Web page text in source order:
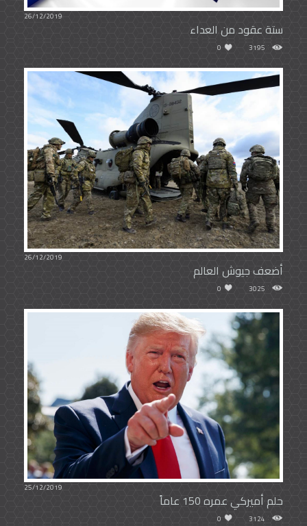
26/12/2019
ستة عقود من العداء
3195
0
26/12/2019
أضعف جيوش العالم
3025
0
25/12/2019
حلم أميركي عمره 150 عاماً
3124
0